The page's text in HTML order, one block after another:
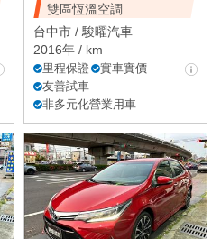
雙區恆溫空調
台中市 /駿曜汽車
2016年 / km
里程保證
實車實價
友善試車
非多元化營業用車